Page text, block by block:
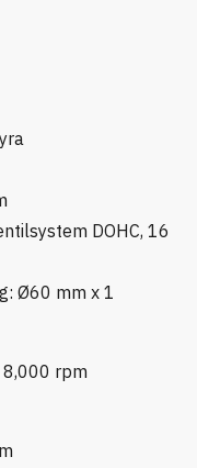
DOHC, 16
Ø60 mm x 1
rpm